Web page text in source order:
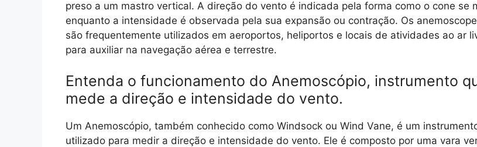
preso a um mastro vertical. A direção do vento é indicada pela forma como o cone se
enquanto a intensidade é observada pela sua expansão ou contração. Os
são frequentemente utilizados em aeroportos, heliportos e locais de atividades ao ar
para auxiliar na navegação aérea e terrestre.
Entenda o funcionamento do Anemoscópio, instrumento
mede a direção e intensidade do vento.
Um Anemoscópio, também conhecido como Windsock ou Wind Vane, é um
utilizado para medir a direção e intensidade do vento. Ele é composto por uma vara